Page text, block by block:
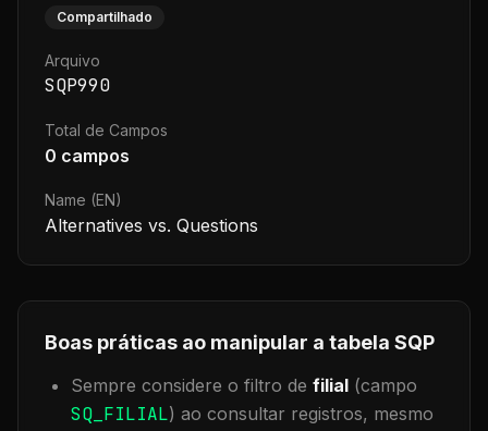
Compartilhado
Arquivo
SQP990
Total de Campos
0 campos
Name (EN)
Alternatives vs. Questions
Boas práticas ao manipular a tabela SQP
Sempre considere o filtro de filial (campo
SQ_FILIAL) ao consultar registros, mesmo